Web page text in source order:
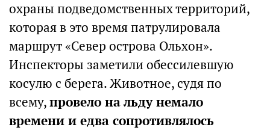
охраны подведомственных территорий,
которая в это время патрулировала
маршрут «Север острова Ольхон».
Инспекторы заметили обессилевшую
косулю с берега. Животное, судя по
всему,провело на льду немало
времени и едва сопротивлялось